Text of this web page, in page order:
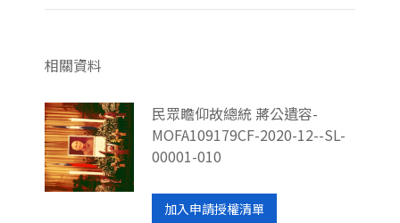
相關資料
民眾瞻仰故總統 蔣公遺容-
MOFA109179CF-2020-12--SL-
00001-010
加入申請授權清單